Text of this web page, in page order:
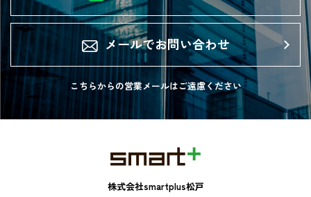
メールでお問い合わせ
こちらからの営業メールはご遠慮ください
株式会社smartplus松戸